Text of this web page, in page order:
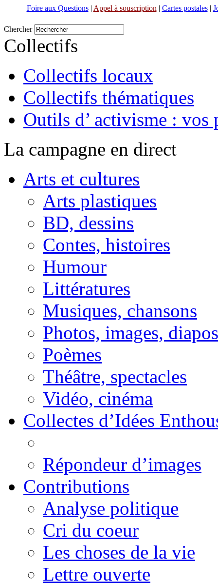
Foire aux Questions| Appel à souscription | Cartes postales|
Chercher
Collectifs
Collectifs locaux
Collectifs thématiques
Outils d’ activisme : vos
La campagne en direct
Arts et cultures
Arts plastiques
BD, dessins
Contes, histoires
Humour
Littératures
Musiques, chansons
Photos, images, diapos
Poèmes
Théâtre, spectacles
Vidéo, cinéma
Collectes d’Idées
Répondeur d’images
Contributions
Analyse politique
Cri du coeur
Les choses de la vie
Lettre ouverte